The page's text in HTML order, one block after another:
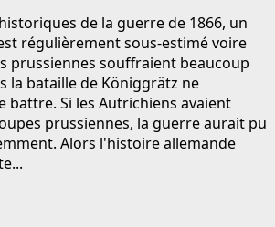
de la guerre de 1866, un
régulièrement sous-estimé voire
prussiennes souffraient beaucoup
la bataille de Königgrätz ne
battre. Si les Autrichiens avaient
prussiennes, la guerre aurait pu
Alors l'histoire allemande